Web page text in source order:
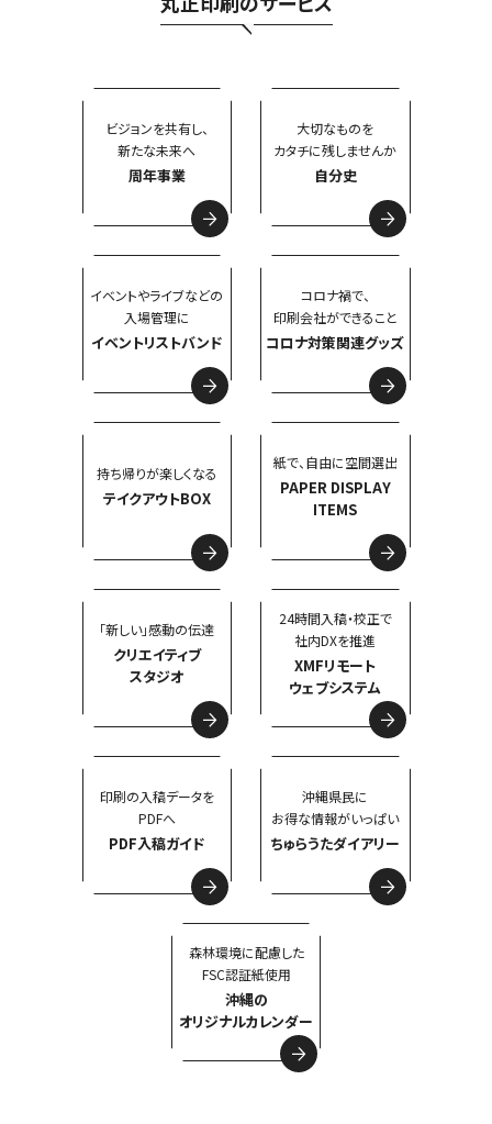
ビジョンを共有し、
新たな未来へ
周年事業
大切なものを
カタチに残しませんか
自分史
イベントやライブなどの
入場管理に
イベントリストバンド
コロナ禍で、
印刷会社ができること
コロナ対策関連グッズ
持ち帰りが楽しくなる
テイクアウトBOX
紙で、自由に空間選出
PAPER DISPLAY
ITEMS
「新しい」感動の伝達
クリエイティブ
スタジオ
24時間入稿・校正で
社内DXを推進
XMFリモート
ウェブシステム
印刷の入稿データを
PDFへ
PDF入稿ガイド
沖縄県民に
お得な情報がいっぱい
ちゅらうたダイアリー
森林環境に配慮した
FSC認証紙使用
沖縄の
オリジナルカレンダー